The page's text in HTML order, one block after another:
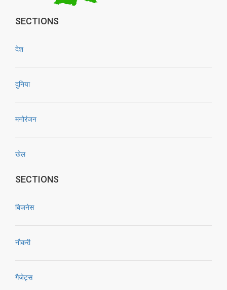
SECTIONS
देश
दुनिया
मनोरंजन
खेल
SECTIONS
बिजनेस
नौकरी
गैजेट्स